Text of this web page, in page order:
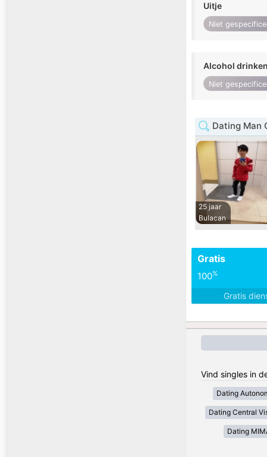
Uitje
Niet
Alcohol
Niet
Dating Man
25 jaar
Bulacan
Gratis
100%
Gratis
Vind singles in
Dating
Dating Central
Dating